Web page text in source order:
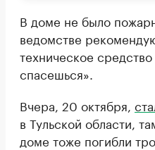
В доме не было
ведомстве
техническое
спасешься».
Вчера, 20 октября,
в Тульской области,
доме тоже погибли